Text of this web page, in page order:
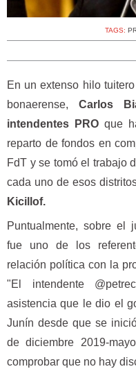
TAGS:
En un extenso hilo
bonaerense, Carlos
intendentes PRO que
reparto de fondos en
FdT y se tomó el trabajo
cada uno de esos
Kicillof.
Puntualmente, sobre el
fue uno de los
relación política con la
"El intendente
asistencia que le dio el
Junín desde que se
de diciembre 2019-
comprobar que no hay